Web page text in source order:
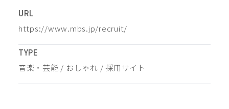
URL
https://www.mbs.jp/recruit/
TYPE
音楽・芸能 / おしゃれ / 採用サイト